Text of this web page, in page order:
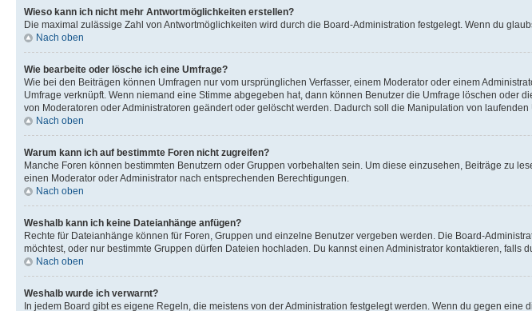
Wieso kann ich nicht mehr Antwortmöglichkeiten erstellen?
Die maximal zulässige Zahl von Antwortmöglichkeiten wird durch die Board-Administration festgelegt. Wenn du
Nach oben
Wie bearbeite oder lösche ich eine Umfrage?
Wie bei den Beiträgen können Umfragen nur vom ursprünglichen Verfasser, einem Moderator oder einem
Umfrage verknüpft. Wenn niemand eine Stimme abgegeben hat, dann können Benutzer die Umfrage löschen
von Moderatoren oder Administratoren geändert oder gelöscht werden. Dadurch soll die Manipulation von
Nach oben
Warum kann ich auf bestimmte Foren nicht zugreifen?
Manche Foren können bestimmten Benutzern oder Gruppen vorbehalten sein. Um diese einzusehen, Beiträge zu
einen Moderator oder Administrator nach entsprechenden Berechtigungen.
Nach oben
Weshalb kann ich keine Dateianhänge anfügen?
Rechte für Dateianhänge können für Foren, Gruppen und einzelne Benutzer vergeben werden. Die Board-
möchtest, oder nur bestimmte Gruppen dürfen Dateien hochladen. Du kannst einen Administrator kontaktieren, falls
Nach oben
Weshalb wurde ich verwarnt?
In jedem Board gibt es eigene Regeln, die meistens von der Administration festgelegt werden. Wenn du gegen